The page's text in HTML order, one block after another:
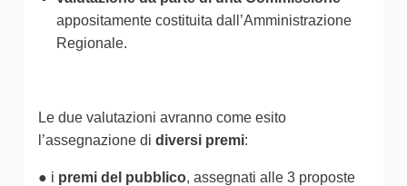
appositamente costituita dall’Amministrazione
Regionale.
Le due valutazioni avranno come esito
l’assegnazione di diversi premi:
● i premi del pubblico, assegnati alle 3 proposte